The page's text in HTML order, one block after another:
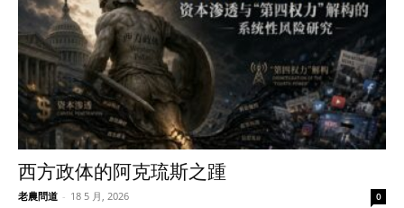
西方政体的阿克琉斯之踵
老農問道 - 18 5 月, 2026 0